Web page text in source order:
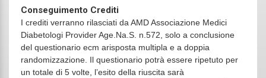
Conseguimento Crediti
I crediti verranno rilasciati da AMD Associazione Medici
Diabetologi Provider Age.Na.S. n.572, solo a conclusione
del questionario ecm arisposta multipla e a doppia
randomizzazione. Il questionario potrà essere ripetuto per
un totale di 5 volte, l’esito della riuscita sarà